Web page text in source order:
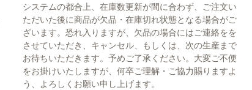
システムの都合上、在庫数更新が間に合わず、ご注文い
ただいた後に商品が欠品・在庫切れ状態となる場合がご
ざいます。恐れ入りますが、欠品の場合にはご連絡をを
させていただき、キャンセル、もしくは、次の生産まで
お待ちいただきます。予めご了承ください。大変ご不便
をお掛けいたしますが、何卒ご理解・ご協力賜りますよ
う、よろしくお願い申し上げます。